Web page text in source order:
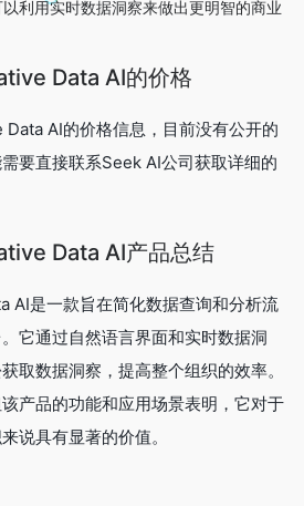
利用实时数据洞察来做出更明智的商业
Data AI的价格
AI的价格信息，目前没有公开的
要直接联系Seek AI公司获取详细的
Data AI产品总结
AI是一款旨在简化数据查询和分析流
它通过自然语言界面和实时数据洞
取数据洞察，提高整个组织的效率。
产品的功能和应用场景表明，它对于
说具有显著的价值。